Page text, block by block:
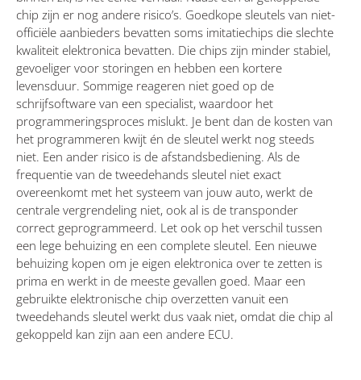
chip zijn er nog andere risico’s. Goedkope sleutels van niet-
officiële aanbieders bevatten soms imitatiechips die slechte
kwaliteit elektronica bevatten. Die chips zijn minder stabiel,
gevoeliger voor storingen en hebben een kortere
levensduur. Sommige reageren niet goed op de
schrijfsoftware van een specialist, waardoor het
programmeringsproces mislukt. Je bent dan de kosten van
het programmeren kwijt én de sleutel werkt nog steeds
niet. Een ander risico is de afstandsbediening. Als de
frequentie van de tweedehands sleutel niet exact
overeenkomt met het systeem van jouw auto, werkt de
centrale vergrendeling niet, ook al is de transponder
correct geprogrammeerd. Let ook op het verschil tussen
een lege behuizing en een complete sleutel. Een nieuwe
behuizing kopen om je eigen elektronica over te zetten is
prima en werkt in de meeste gevallen goed. Maar een
gebruikte elektronische chip overzetten vanuit een
tweedehands sleutel werkt dus vaak niet, omdat die chip al
gekoppeld kan zijn aan een andere ECU.